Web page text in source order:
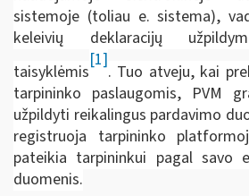
sistemoje (toliau e. sistema),
keleivių deklaracijų
taisyklėmis
[1]
. Tuo atveju, kai
tarpininko paslaugomis, PVM
užpildyti reikalingus pardavimo
registruoja tarpininko
pateikia tarpininkui pagal savo
duomenis.